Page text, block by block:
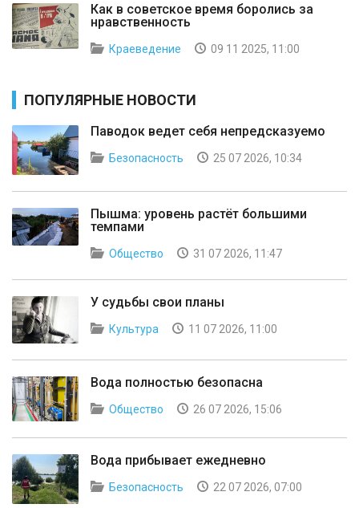
Как в советское время боролись за
нравственность
Краеведение 09 11 2025, 11:00
ПОПУЛЯРНЫЕ НОВОСТИ
Паводок ведет себя непредсказуемо
Безопасность 25 07 2026, 10:34
Пышма: уровень растёт большими
темпами
Общество 31 07 2026, 11:47
У судьбы свои планы
Культура 11 07 2026, 11:00
Вода полностью безопасна
Общество 26 07 2026, 15:06
Вода прибывает ежедневно
Безопасность 22 07 2026, 07:00